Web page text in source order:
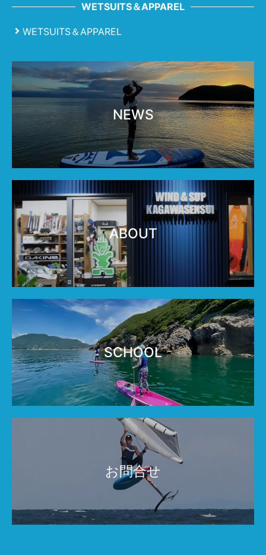
WETSUITS＆APPAREL
WETSUITS＆APPAREL
NEWS
ABOUT
SCHOOL
お問合せ